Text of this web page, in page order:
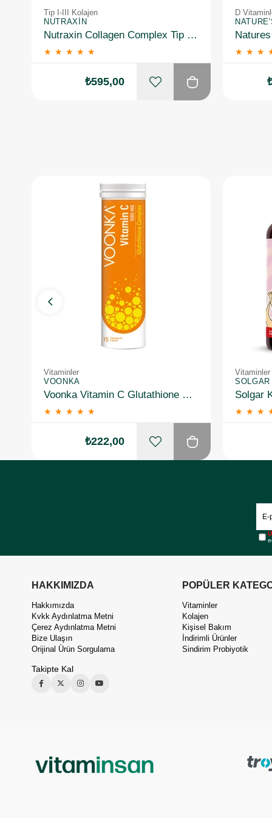
Tip I-III Kolajen
NUTRAXIN
Nutraxin Collagen Complex Tip 1-2-3-5-10 3120 mg 90 Tablet
★ ★ ★ ★ ★
₺595,00
D
★ ★ ★
Vitaminler
VOONKA
Voonka Vitamin C Glutathione Complex Efervesan 15 Tablet
★ ★ ★ ★ ★
₺222,00
Vitaminler
SOLGAR
★ ★ ★
HAKKIMIZDA
Hakkımızda
Kvkk Aydınlatma Metni
Çerez Aydınlatma Metni
Bize Ulaşın
Orijinal Ürün Sorgulama
Takipte Kal
POPÜLER
Vitaminler
Kolajen
Kişisel Bakım
İndirimli Ürünler
Sindirim Probiyotik